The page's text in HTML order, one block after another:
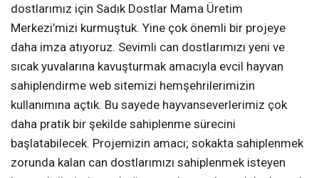
dostlarımız için Sadık Dostlar Mama Üretim
Merkezi’mizi kurmuştuk. Yine çok önemli bir projeye
daha imza atıyoruz. Sevimli can dostlarımızı yeni ve
sıcak yuvalarına kavuşturmak amacıyla evcil hayvan
sahiplendirme web sitemizi hemşehrilerimizin
kullanımına açtık. Bu sayede hayvanseverlerimiz çok
daha pratik bir şekilde sahiplenme sürecini
başlatabilecek. Projemizin amacı; sokakta sahiplenmek
zorunda kalan can dostlarımızı sahiplenmek isteyen